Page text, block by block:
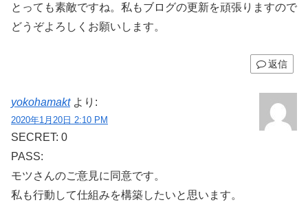
とっても素敵ですね。私もブログの更新を頑張りますので
どうぞよろしくお願いします。
返信
yokohamakt より:
2020年1月20日 2:10 PM
SECRET: 0
PASS:
モツさんのご意見に同意です。
私も行動して仕組みを構築したいと思います。